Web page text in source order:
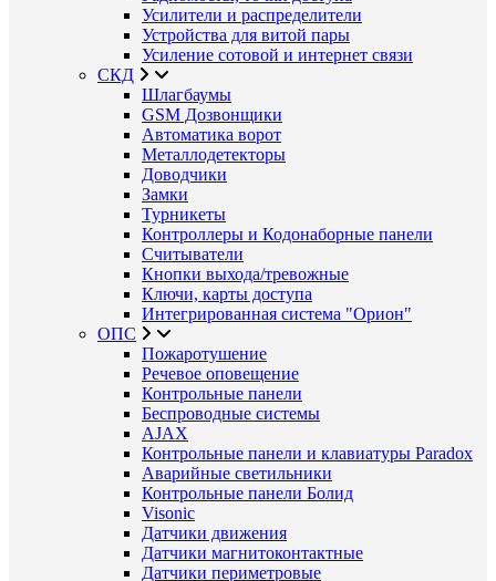
Усилители и распределители
Устройства для витой пары
Усиление сотовой и интернет связи
СКД
Шлагбаумы
GSM Дозвонщики
Автоматика ворот
Металлодетекторы
Доводчики
Замки
Турникеты
Контроллеры и Кодонаборные панели
Считыватели
Кнопки выхода/тревожные
Ключи, карты доступа
Интегрированная система "Орион"
ОПС
Пожаротушение
Речевое оповещение
Контрольные панели
Беспроводные системы
AJAX
Контрольные панели и клавиатуры Paradox
Аварийные светильники
Контрольные панели Болид
Visonic
Датчики движения
Датчики магнитоконтактные
Датчики периметровые